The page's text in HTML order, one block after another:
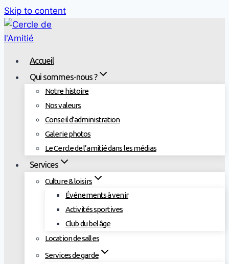
Skip to content
Accueil
Qui sommes-nous ?
Notre histoire
Nos valeurs
Conseil d’administration
Galerie photos
Le Cercle de l’amitié dans les médias
Services
Culture & loisirs
Événements à venir
Activités sportives
Club du bel âge
Location de salles
Services de garde